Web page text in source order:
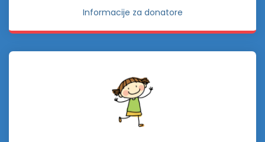
Informacije za donatore